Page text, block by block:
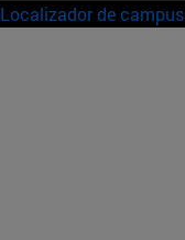
Localizador de campus